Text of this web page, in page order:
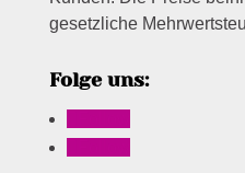
gesetzliche
Folge uns: